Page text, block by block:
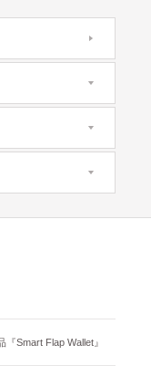
Smart Flap Wallet』